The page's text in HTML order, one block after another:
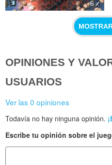
OPINIONES Y
USUARIOS
Ver las 0 opiniones
Todavía no hay ninguna opinión.
Escribe tu opinión sobre el